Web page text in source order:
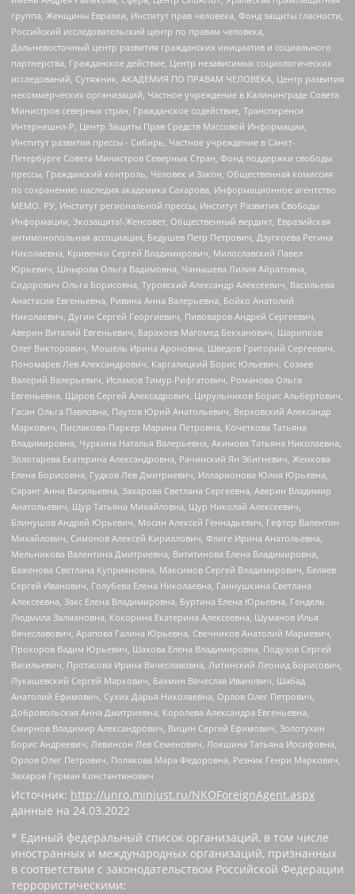
группа, Женщины Евразии, Институт прав человека, Фонд защиты гласности,
Российский исследовательский центр по правам человека,
Дальневосточный центр развития гражданских инициатив и социального
партнерства, Гражданское действие, Центр независимых социологических
исследований, Сутяжник, АКАДЕМИЯ ПО ПРАВАМ ЧЕЛОВЕКА, Центр развития
некоммерческих организаций, Частное учреждение в Калининграде Совета
Министров северных стран, Гражданское содействие, Трансперенси
Интернешнл-Р, Центр Защиты Прав Средств Массовой Информации,
Институт развития прессы - Сибирь, Частное учреждение в Санкт-
Петербурге Совета Министров Северных Стран, Фонд поддержки свободы
прессы, Гражданский контроль, Человек и Закон, Общественная комиссия
по сохранению наследия академика Сахарова, Информационное агентство
МЕМО. РУ, Институт региональной прессы, Институт Развития Свободы
Информации, Экозащита!-Женсовет, Общественный вердикт, Евразийская
антимонопольная ассоциация, Бедушев Петр Петрович, Дзугкоева Регина
Николаевна, Кривенко Сергей Владимирович, Милославский Павел
Юрьевич, Шнырова Ольга Вадимовна, Чанышева Лилия Айратовна,
Сидорович Ольга Борисовна, Туровский Александр Алексеевич, Васильева
Анастасия Евгеньевна, Ривина Анна Валерьевна, Бойко Анатолий
Николаевич, Дугин Сергей Георгиевич, Пивоваров Андрей Сергеевич,
Аверин Виталий Евгеньевич, Барахоев Магомед Бекханович, Шарипков
Олег Викторович, Мошель Ирина Ароновна, Шведов Григорий Сергеевич,
Пономарев Лев Александрович, Каргалицкий Борис Юльевич, Созаев
Валерий Валерьевич, Исламов Тимур Рифгатович, Романова Ольга
Евгеньевна, Щаров Сергей Алексадрович, Цирульников Борис Альбертович,
Гасан Ольга Павловна, Паутов Юрий Анатольевич, Верховский Александр
Маркович, Пислакова-Паркер Марина Петровна, Кочеткова Татьяна
Владимировна, Чуркина Наталья Валерьевна, Акимова Татьяна Николаевна,
Золотарева Екатерина Александровна, Рачинский Ян Збигневич, Жемкова
Елена Борисовна, Гудков Лев Дмитриевич, Илларионова Юлия Юрьевна,
Саранг Анна Васильевна, Захарова Светлана Сергеевна, Аверин Владимир
Анатольевич, Щур Татьяна Михайловна, Щур Николай Алексеевич,
Блинушов Андрей Юрьевич, Мосин Алексей Геннадьевич, Гефтер Валентин
Михайлович, Симонов Алексей Кириллович, Флиге Ирина Анатольевна,
Мельникова Валентина Дмитриевна, Вититинова Елена Владимировна,
Баженова Светлана Куприяновна, Максимов Сергей Владимирович, Беляев
Сергей Иванович, Голубева Елена Николаевна, Ганнушкина Светлана
Алексеевна, Закс Елена Владимировна, Буртина Елена Юрьевна, Гендель
Людмила Залмановна, Кокорина Екатерина Алексеевна, Шуманов Илья
Вячеславович, Арапова Галина Юрьевна, Свечников Анатолий Мариевич,
Прохоров Вадим Юрьевич, Шахова Елена Владимировна, Подузов Сергей
Васильевич, Протасова Ирина Вячеславовна, Литинский Леонид Борисович,
Лукашевский Сергей Маркович, Бахмин Вячеслав Иванович, Шабад
Анатолий Ефимович, Сухих Дарья Николаевна, Орлов Олег Петрович,
Добровольская Анна Дмитриевна, Королева Александра Евгеньевна,
Смирнов Владимир Александрович, Вицин Сергей Ефимович, Золотухин
Борис Андреевич, Левинсон Лев Семенович, Локшина Татьяна Иосифовна,
Орлов Олег Петрович, Полякова Мара Федоровна, Резник Генри Маркович,
Захаров Герман Константинович
Источник: http://unro.minjust.ru/NKOForeignAgent.aspx
данные на 24.03.2022
* Единый федеральный список организаций, в том числе
иностранных и международных организаций, признанных
в соответствии с законодательством Российской Федерации
террористическими: